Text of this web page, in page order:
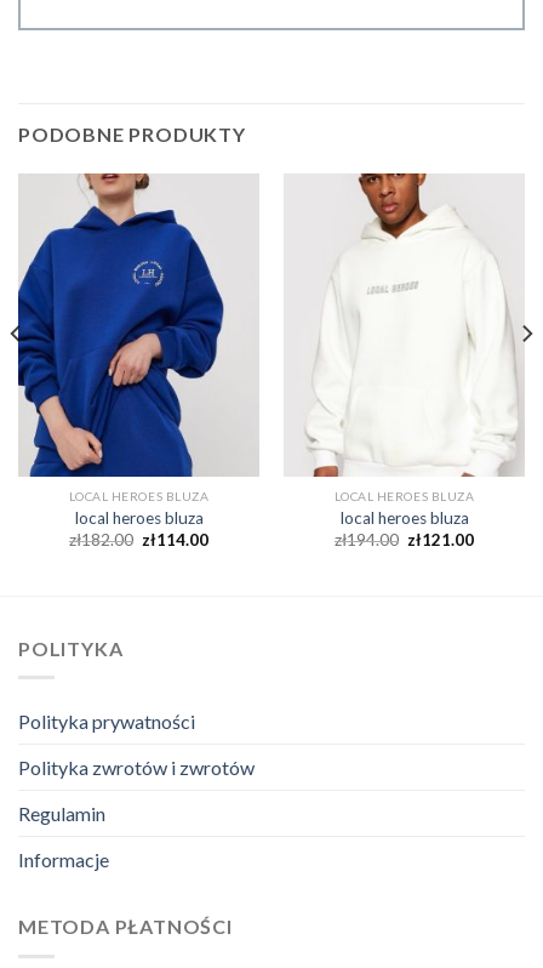
PODOBNE PRODUKTY
LOCAL HEROES BLUZA
local heroes bluza
zł182.00 zł114.00
LOCAL HEROES BLUZA
local heroes bluza
zł194.00 zł121.00
POLITYKA
Polityka prywatności
Polityka zwrotów i zwrotów
Regulamin
Informacje
METODA PŁATNOŚCI